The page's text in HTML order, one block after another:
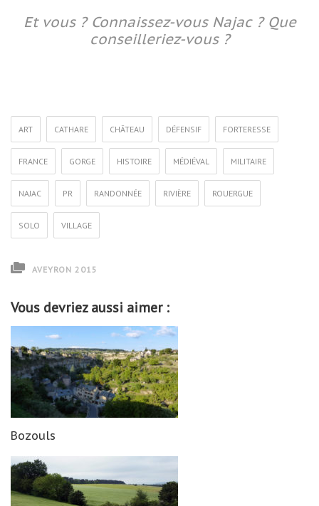
Et vous ? Connaissez-vous Najac ? Que
conseilleriez-vous ?
ART CATHARE CHÂTEAU DÉFENSIF FORTERESSE
FRANCE GORGE HISTOIRE MÉDIÉVAL MILITAIRE
NAJAC PR RANDONNÉE RIVIÈRE ROUERGUE
SOLO VILLAGE
AVEYRON 2015
Vous devriez aussi aimer :
Bozouls